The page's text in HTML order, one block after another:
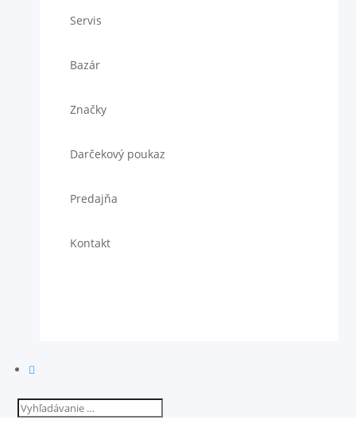
Servis
Bazár
Značky
Darčekový poukaz
Predajňa
Kontakt
